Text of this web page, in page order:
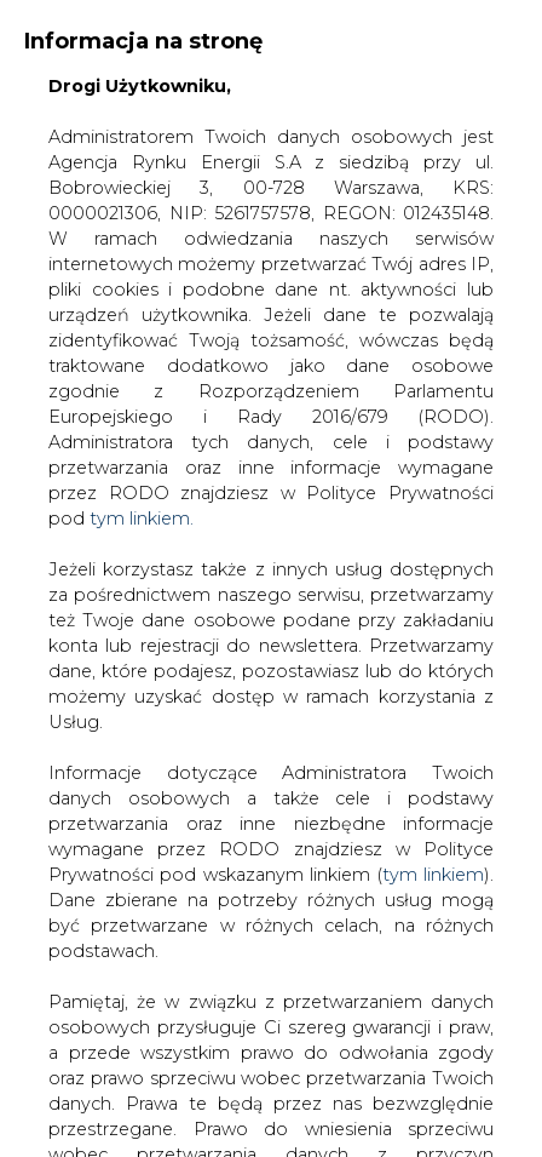
WYDAWCA PORTALU:
WYSOKI KONTRAST
WŁĄCZ CIRE.TV
Informacja na stronę
Drogi Użytkowniku,
Administratorem Twoich danych osobowych jest
Agencja Rynku Energii S.A z siedzibą przy ul.
Bobrowieckiej 3, 00-728 Warszawa, KRS:
0000021306, NIP: 5261757578, REGON: 012435148.
W ramach odwiedzania naszych serwisów
internetowych możemy przetwarzać Twój adres IP,
pliki cookies i podobne dane nt. aktywności lub
urządzeń użytkownika. Jeżeli dane te pozwalają
zidentyfikować Twoją tożsamość, wówczas będą
traktowane dodatkowo jako dane osobowe
zgodnie z Rozporządzeniem Parlamentu
Europejskiego i Rady 2016/679 (RODO).
Administratora tych danych, cele i podstawy
przetwarzania oraz inne informacje wymagane
przez RODO znajdziesz w Polityce Prywatności
pod tym linkiem.
Jeżeli korzystasz także z innych usług dostępnych
za pośrednictwem naszego serwisu, przetwarzamy
też Twoje dane osobowe podane przy zakładaniu
konta lub rejestracji do newslettera. Przetwarzamy
dane, które podajesz, pozostawiasz lub do których
możemy uzyskać dostęp w ramach korzystania z
Usług.
Informacje dotyczące Administratora Twoich
danych osobowych a także cele i podstawy
przetwarzania oraz inne niezbędne informacje
wymagane przez RODO znajdziesz w Polityce
Prywatności pod wskazanym linkiem (tym linkiem).
Dane zbierane na potrzeby różnych usług mogą
być przetwarzane w różnych celach, na różnych
podstawach.
Pamiętaj, że w związku z przetwarzaniem danych
osobowych przysługuje Ci szereg gwarancji i praw,
a przede wszystkim prawo do odwołania zgody
oraz prawo sprzeciwu wobec przetwarzania Twoich
danych. Prawa te będą przez nas bezwzględnie
przestrzegane. Prawo do wniesienia sprzeciwu
Strona główna / SERWIS INFORMACYJNY CIRE
/ Zapasy ropy w USA w ubiegłym tygodniu spadły o
2,06 mln baryłek - DoE
2018-09-19 00:00
drukuj
Zapasy ropy w USA w ubiegłym
tygodniu spadły o 2,06 mln baryłek
- DoE
Zapasy ropy naftowej w USA w
ubiegłym tygodniu spadły o 2,06 mln
baryłek, czyli o 0,5 proc., do 394,14 mln